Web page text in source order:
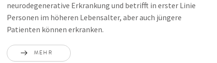
neurodegenerative Erkrankung und betrifft in erster Linie
Personen im höheren Lebensalter, aber auch jüngere
Patienten können erkranken.
MEHR